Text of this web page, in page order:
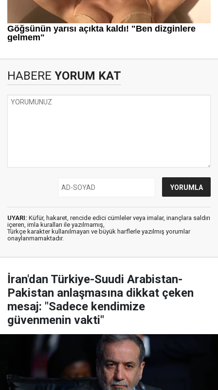
HABERE YORUM KAT
UYARI: Küfür, hakaret, rencide edici cümleler veya imalar, inançlara saldırı
içeren, imla kuralları ile yazılmamış,
Türkçe karakter kullanılmayan ve büyük harflerle yazılmış yorumlar
onaylanmamaktadır.
İran'dan Türkiye-Suudi Arabistan-
Pakistan anlaşmasına dikkat çeken
mesaj: "Sadece kendimize
güvenmenin vakti"